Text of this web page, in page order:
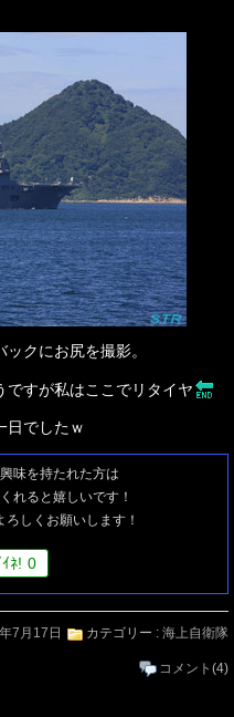
クにお尻を撮影。
ですが私はここでリタイヤ
日でしたｗ
味を持たれた方は
れると嬉しいです！
しくお願いします！
ﾈ! 0
7月17日 カテゴリー : 海上自衛隊
コメント (4)